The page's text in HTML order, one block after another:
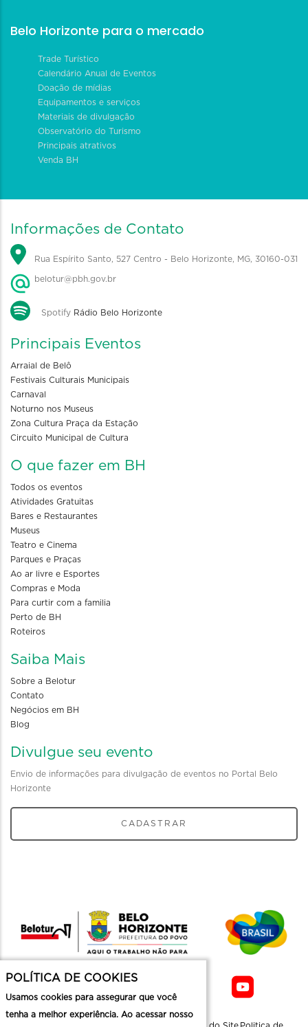
Belo Horizonte para o mercado
Trade Turístico
Calendário Anual de Eventos
Doação de mídias
Equipamentos e serviços
Materiais de divulgação
Observatório do Turismo
Principais atrativos
Venda BH
Informações de Contato
Rua Espírito Santo, 527 Centro - Belo Horizonte, MG, 30160-031
belotur@pbh.gov.br
Spotify Rádio Belo Horizonte
Principais Eventos
Arraial de Belô
Festivais Culturais Municipais
Carnaval
Noturno nos Museus
Zona Cultura Praça da Estação
Circuito Municipal de Cultura
O que fazer em BH
Todos os eventos
Atividades Gratuitas
Bares e Restaurantes
Museus
Teatro e Cinema
Parques e Praças
Ao ar livre e Esportes
Compras e Moda
Para curtir com a familia
Perto de BH
Roteiros
Saiba Mais
Sobre a Belotur
Contato
Negócios em BH
Blog
Divulgue seu evento
Envio de informações para divulgação de eventos no Portal Belo
Horizonte
CADASTRAR
POLÍTICA DE COOKIES
Usamos cookies para assegurar que você
tenha a melhor experiência. Ao acessar nosso